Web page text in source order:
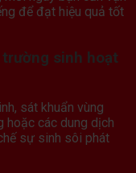
để đạt hiệu quả tốt
sinh hoạt
sát khuẩn vùng
hoặc các dung dịch
sự sinh sôi phát